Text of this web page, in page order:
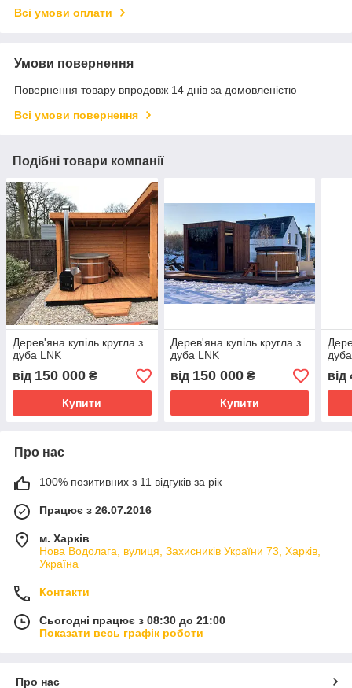
Всі умови оплати
Умови повернення
Повернення товару впродовж 14 днів за домовленістю
Всі умови повернення
Подібні товари компанії
Дерев'яна купіль кругла з
дуба LNK
від 150 000 ₴
Купити
Дерев'яна купіль кругла з
дуба LNK
від 150 000₴
Купити
від
Про нас
100% позитивних з 11 відгуків за рік
Працює з 26.07.2016
м. Харків
Нова Водолага, вулиця, Захисників України 73, Харків,
Україна
Контакти
Сьогодні працює з 08:30 до 21:00
Показати весь графік роботи
Про нас